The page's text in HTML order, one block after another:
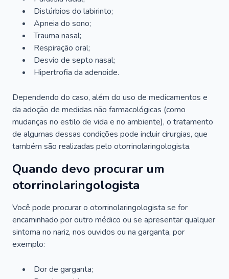
Distúrbios do labirinto;
Apneia do sono;
Trauma nasal;
Respiração oral;
Desvio de septo nasal;
Hipertrofia da adenoide.
Dependendo do caso, além do uso de medicamentos e
da adoção de medidas não farmacológicas (como
mudanças no estilo de vida e no ambiente), o tratamento
de algumas dessas condições pode incluir cirurgias, que
também são realizadas pelo otorrinolaringologista.
Quando devo procurar um
otorrinolaringologista
Você pode procurar o otorrinolaringologista se for
encaminhado por outro médico ou se apresentar qualquer
sintoma no nariz, nos ouvidos ou na garganta, por
exemplo:
Dor de garganta;